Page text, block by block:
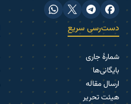
دست‌رسی سریع
شمارۀ جاری
بایگانی‌ها
ارسال مقاله
هیئت تحریر